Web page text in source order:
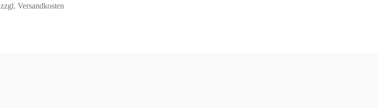
zzgl. Versandkosten